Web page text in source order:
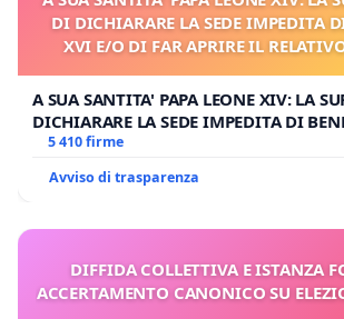
DI DICHIARARE LA SEDE IMPEDITA
XVI E/O DI FAR APRIRE IL
A SUA SANTITA' PAPA LEONE XIV: LA
DICHIARARE LA SEDE IMPEDITA DI
E/O DI FAR APRIRE IL RELATIVO
5 410 firme
Avviso di trasparenza
DIFFIDA COLLETTIVA E ISTANZA
ACCERTAMENTO CANONICO SU